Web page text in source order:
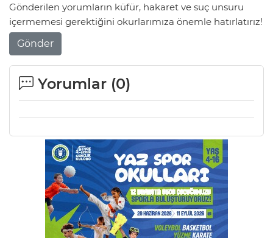
Gönderilen yorumların küfür, hakaret ve suç unsuru
içermemesi gerektiğini okurlarımıza önemle hatırlatırız!
Gönder
Yorumlar (0)